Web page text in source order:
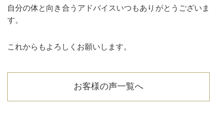
自分の体と向き合うアドバイスいつもありがとうございま
す。
これからもよろしくお願いします。
お客様の声一覧へ